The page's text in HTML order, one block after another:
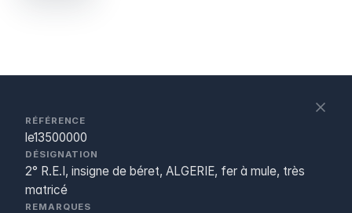
RÉFÉRENCE
le13500000
DÉSIGNATION
2° R.E.I, insigne de béret, ALGERIE, fer à mule, très
matricé
REMARQUES